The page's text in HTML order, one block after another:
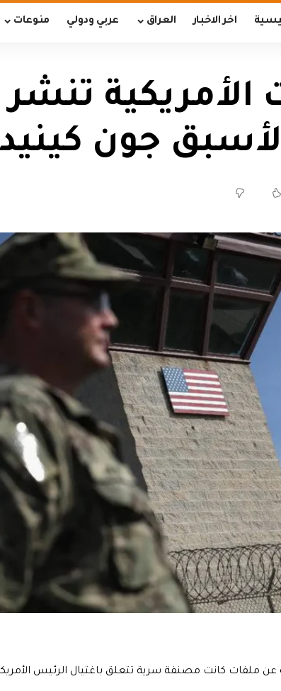
اخر الاخبار العراق عربي ودولي منوعات
جون
كانت مصنفة سرية تتعلق باغتيال الرئيس الأمريكي